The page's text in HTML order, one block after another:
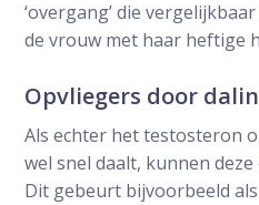
‘overgang’ die
de vrouw met haar heftige
Opvliegers door
Als echter het testosteron
wel snel daalt, kunnen
Dit gebeurt bijvoorbeeld